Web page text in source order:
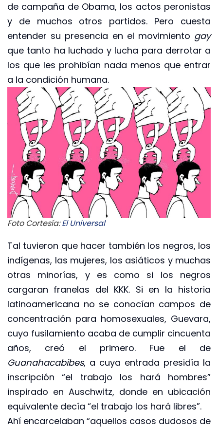
de campaña de Obama, los actos peronistas
y de muchos otros partidos. Pero cuesta
entender su presencia en el movimiento gay
que tanto ha luchado y lucha para derrotar a
los que les prohibían nada menos que entrar
a la condición humana.
Foto Cortesía:El Universal
Tal tuvieron que hacer también los negros, los
indígenas, las mujeres, los asiáticos y muchas
otras minorías, y es como si los negros
cargaran franelas del KKK. Si en la historia
latinoamericana no se conocían campos de
concentración para homosexuales, Guevara,
cuyo fusilamiento acaba de cumplir cincuenta
años, creó el primero. Fue el de
Guanahacabibes, a cuya entrada presidía la
inscripción “el trabajo los hará hombres”
inspirado en Auschwitz, donde en ubicación
equivalente decía “el trabajo los hará libres”.
Ahí encarcelaban “aquellos casos dudosos de